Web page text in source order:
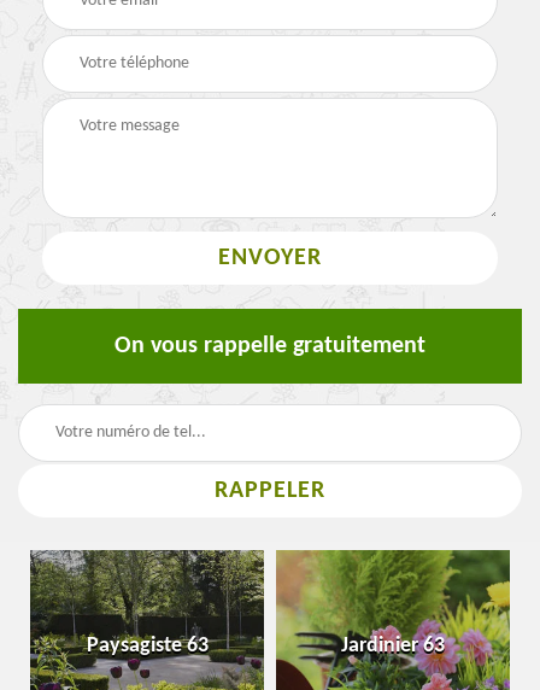
On vous rappelle gratuitement
Paysagiste 63 Jardinier 63